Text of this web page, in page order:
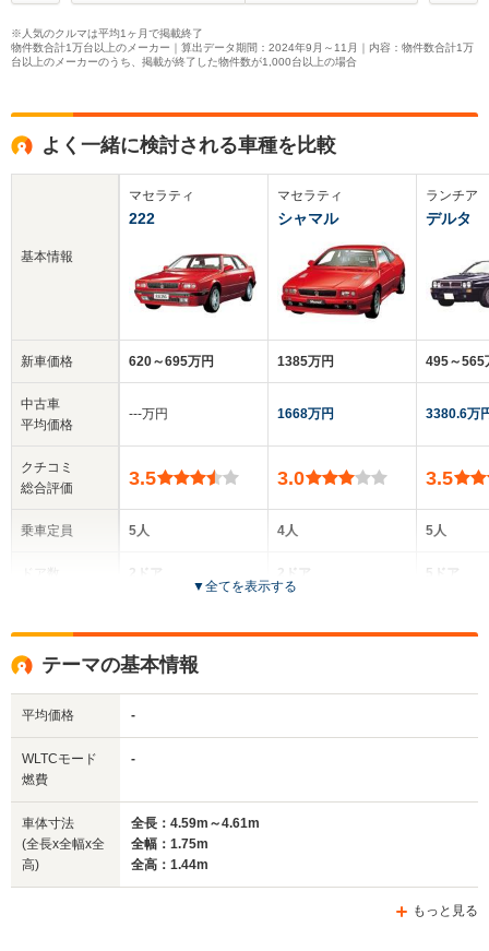
※人気のクルマは平均1ヶ月で掲載終了
物件数合計1万台以上のメーカー｜算出データ期間：2024年9月～11月｜内容：物件数合計1万
台以上のメーカーのうち、掲載が終了した物件数が1,000台以上の場合
よく一緒に検討される車種を比較
基本情報
新車価格
中古車
平均価格
クチコミ
総合評価
乗車定員
サイズ
(全長x全幅x全高)
マセラティ
222
620～695万円
‐‐‐万円
3.5
5人
2ドア
全高
-m
マセラティ
シャマル
1385万円
1668万円
3.0
4人
2ドア
全高
ランチア
デルタ
495～565
3380.6万
3.5
5人
5ドア
全高
▼全てを表示する
テーマの基本情報
平均価格 -
WLTCモード
燃費
-
車体寸法
(全長x全幅x全
高)
全長：4.59m～4.61m
全幅：1.75m
全高：1.44m
もっと見る